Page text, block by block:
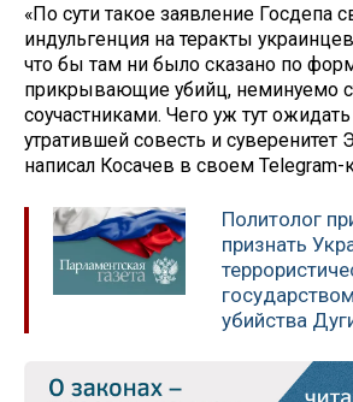
«По сути такое заявление Госдепа
индульгенция на теракты
что бы там ни было сказано по
прикрывающие убийц, неминуемо
соучастниками. Чего уж тут
утратившей совесть и суверенитет
написал Косачев в своем Telegram-
Политолог
признать
убийства